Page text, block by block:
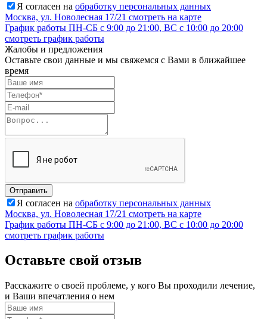
Я согласен на обработку персональных данных
Москва, ул. Новолесная 17/21 смотреть на карте
График работы ПН-СБ с 9:00 до 21:00, ВС с 10:00 до 20:00
смотреть график работы
Жалобы и предложения
Оставьте свои данные и мы свяжемся с Вами в ближайшее
время
Отправить
Я согласен на обработку персональных данных
Москва, ул. Новолесная 17/21 смотреть на карте
График работы ПН-СБ с 9:00 до 21:00, ВС с 10:00 до 20:00
смотреть график работы
Оставьте свой отзыв
Расскажите о своей проблеме, у кого Вы проходили лечение,
и Ваши впечатления о нем